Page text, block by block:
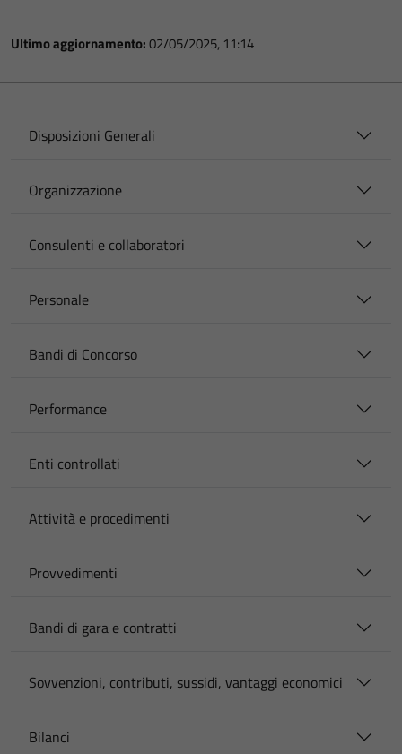
Ultimo aggiornamento:02/05/2025, 11:14
Disposizioni Generali
Organizzazione
Consulenti e collaboratori
Personale
Bandi di Concorso
Performance
Enti controllati
Attività e procedimenti
Provvedimenti
Bandi di gara e contratti
Sovvenzioni, contributi, sussidi, vantaggi economici
Bilanci